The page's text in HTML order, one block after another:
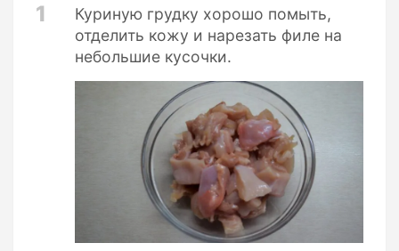
1
Куриную грудку хорошо помыть,
отделить кожу и нарезать филе на
небольшие кусочки.